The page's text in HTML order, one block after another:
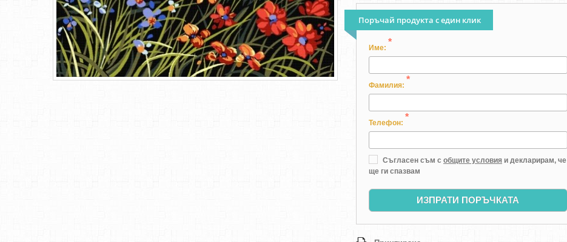
Поръчай продукта с един клик
Име:
*
Фамилия:
*
Телефон:
*
Съгласен съм с общите условия и декларирам, че
ще ги спазвам
ИЗПРАТИ ПОРЪЧКАТА